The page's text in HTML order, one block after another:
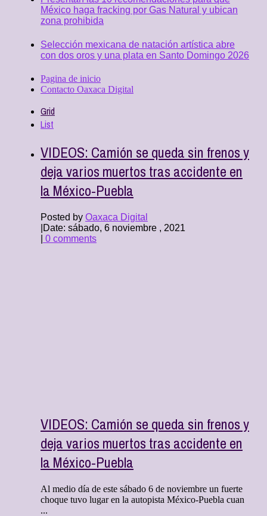
México haga fracking por Gas Natural y ubican
zona prohibida
Selección mexicana de natación artística abre
con dos oros y una plata en Santo Domingo 2026
Pagina de inicio
Contacto Oaxaca Digital
Grid
List
VIDEOS: Camión se queda sin frenos y
deja varios muertos tras accidente en
la México-Puebla
Posted by Oaxaca Digital
Date: sábado, 6 noviembre , 2021
0 comments
VIDEOS: Camión se queda sin frenos y
deja varios muertos tras accidente en
la México-Puebla
Al medio día de este sábado 6 de noviembre un fuerte
choque tuvo lugar en la autopista México-Puebla cuan
...